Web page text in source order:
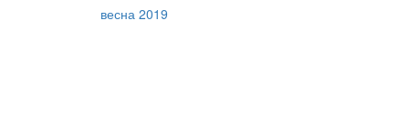
весна 2019